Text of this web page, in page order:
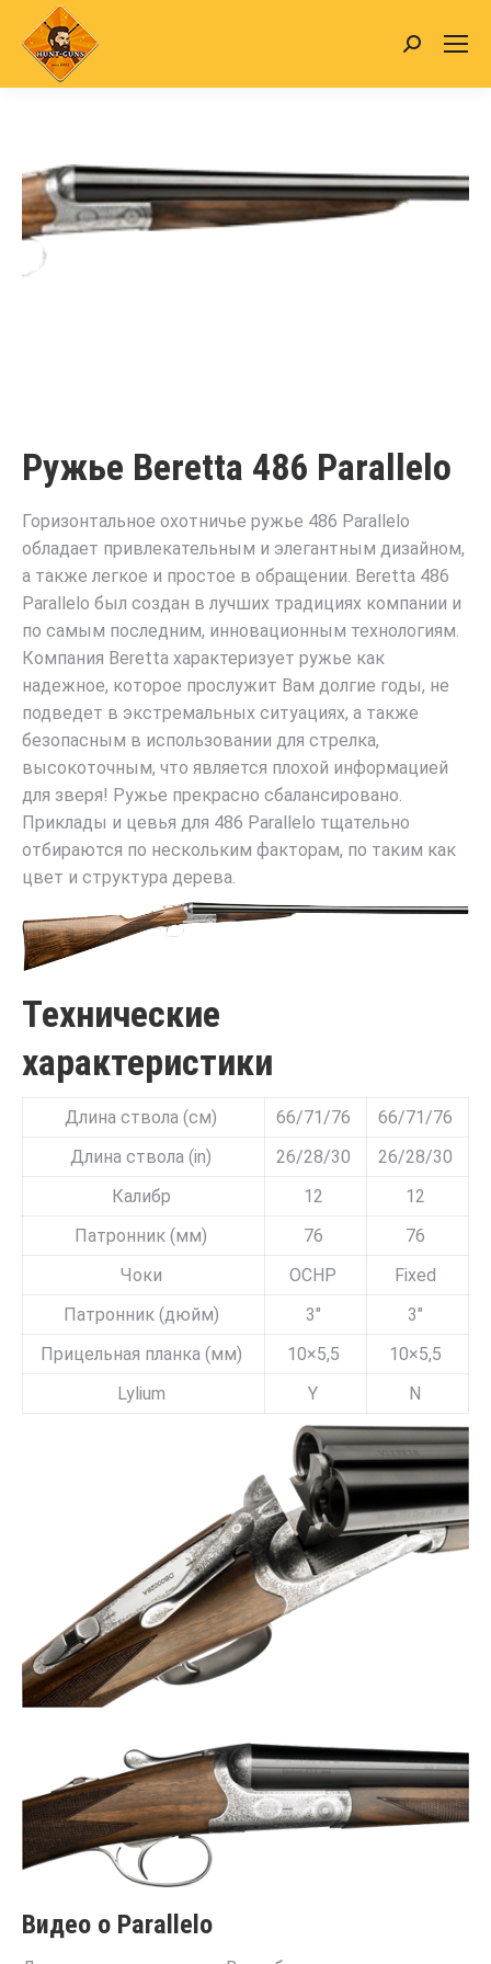
Search:
Ружье Beretta 486 Parallelo
Горизонтальное охотничье ружье 486 Parallelo
обладает привлекательным и элегантным дизайном,
а также легкое и простое в обращении. Beretta 486
Parallelo был создан в лучших традициях компании и
по самым последним, инновационным технологиям.
Компания Beretta характеризует ружье как
надежное, которое прослужит Вам долгие годы, не
подведет в экстремальных ситуациях, а также
безопасным в использовании для стрелка,
высокоточным, что является плохой информацией
для зверя! Ружье прекрасно сбалансировано.
Приклады и цевья для 486 Parallelo тщательно
отбираются по нескольким факторам, по таким как
цвет и структура дерева.
Технические
характеристики
Длина ствола (см) 66/71/76
66/71/76
Длина ствола (in)
26/28/30
26/28/30
Калибр
12
12
Патронник (мм)
76
76
Чоки
OCHP
Fixed
Патронник (дюйм)
3″
3″
Прицельная планка (мм)
10×5,5
10×5,5
Lylium
Y N
Видео о Parallelo